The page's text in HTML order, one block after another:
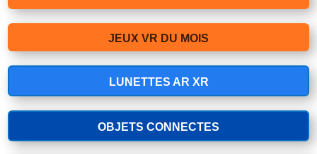
JEUX VR DU MOIS
LUNETTES AR XR
OBJETS CONNECTES